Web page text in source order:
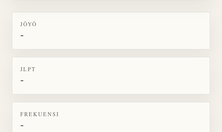
JŌYŌ
-
JLPT
-
FREKUENSI
-